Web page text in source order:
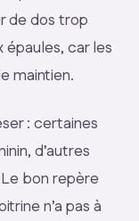
de dos trop
épaules, car les
maintien.
: certaines
d’autres
bon repère
n’a pas à